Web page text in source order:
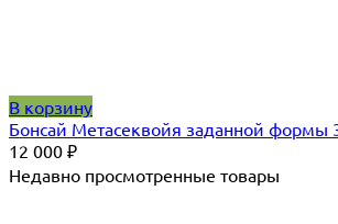
В корзину
Бонсай Метасеквойя заданной формы
12 000 ₽
Недавно просмотренные товары